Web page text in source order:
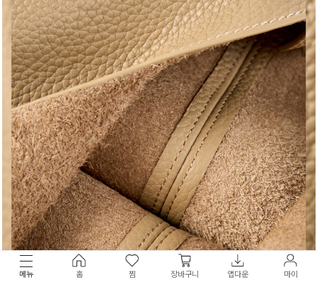
메뉴 홈 찜 장바구니 앱다운 마이